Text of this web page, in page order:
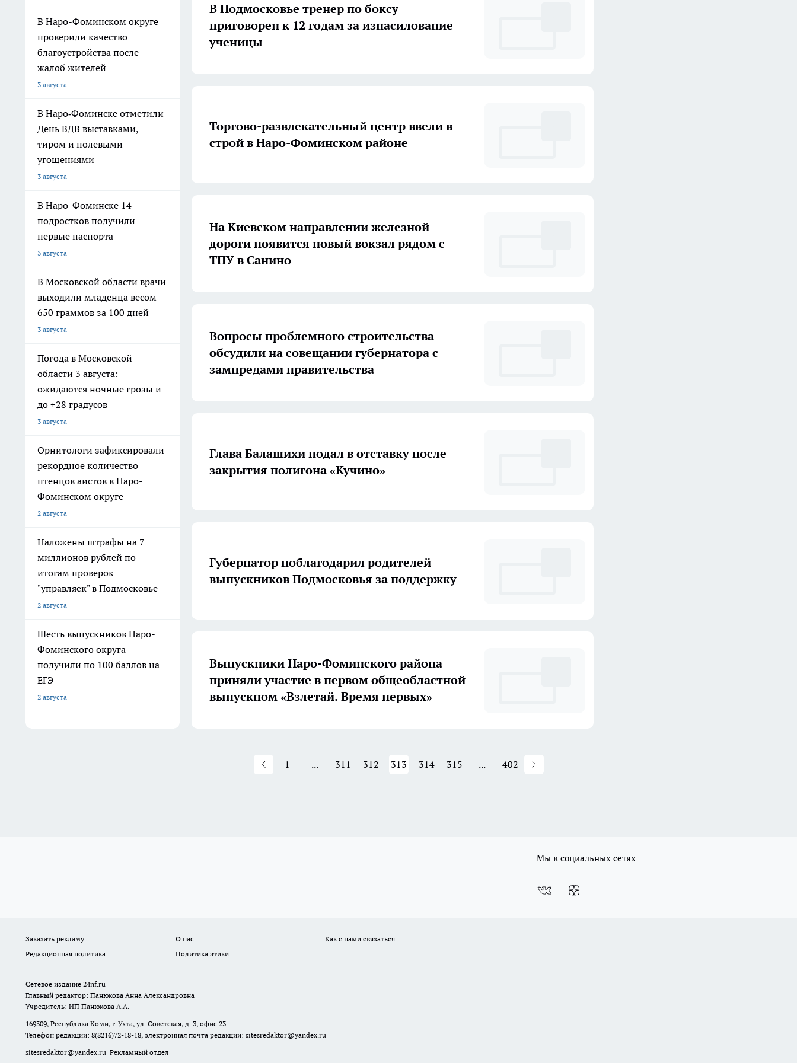
В Наро-Фоминском округе
проверили качество
благоустройства после
жалоб жителей
3 августа
В Наро‑Фоминске отметили
День ВДВ выставками,
тиром и полевыми
угощениями
3 августа
В Наро-Фоминске 14
подростков получили
первые паспорта
3 августа
В Московской области врачи
выходили младенца весом
650 граммов за 100 дней
3 августа
Погода в Московской
области 3 августа:
ожидаются ночные грозы и
до +28 градусов
3 августа
Орнитологи зафиксировали
рекордное количество
птенцов аистов в Наро-
Фоминском округе
2 августа
Наложены штрафы на 7
миллионов рублей по
итогам проверок
"управляек" в Подмосковье
2 августа
Шесть выпускников Наро-
Фоминского округа
получили по 100 баллов на
ЕГЭ
2 августа
В Подмосковье тренер по боксу
приговорен к 12 годам за изнасилование
ученицы
Торгово-развлекательный центр ввели в
строй в Наро-Фоминском районе
На Киевском направлении железной
дороги появится новый вокзал рядом с
ТПУ в Санино
Вопросы проблемного строительства
обсудили на совещании губернатора с
зампредами правительства
Глава Балашихи подал в отставку после
закрытия полигона «Кучино»
Губернатор поблагодарил родителей
выпускников Подмосковья за поддержку
Выпускники Наро-Фоминского района
приняли участие в первом общеобластной
выпускном «Взлетай. Время первых»
1 ... 311 312 313 314 315 ... 402
Мы в социальных сетях
Заказать рекламу О нас
Как с нами связаться
Редакционная политика
Политика этики
Сетевое издание 24nf.ru
Главный редактор: Панюкова Анна Александровна
Учредитель: ИП Панюкова А.А.
169309, Республика Коми, г. Ухта, ул. Советская, д. 3, офис 23
Телефон редакции: 8(8216)72-18-18, электронная почта редакции: sitesredaktor@yandex.ru
sitesredaktor@yandex.ru Рекламный отдел